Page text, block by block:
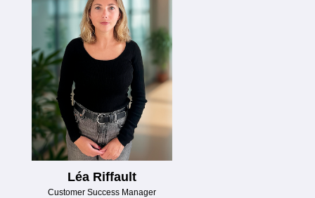
Léa Riffault
Customer Success Manager